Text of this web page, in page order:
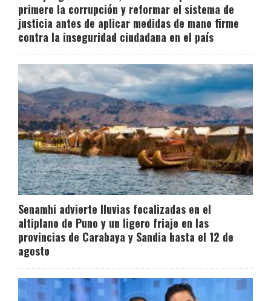
primero la corrupción y reformar el sistema de
justicia antes de aplicar medidas de mano firme
contra la inseguridad ciudadana en el país
Senamhi advierte lluvias focalizadas en el
altiplano de Puno y un ligero friaje en las
provincias de Carabaya y Sandia hasta el 12 de
agosto